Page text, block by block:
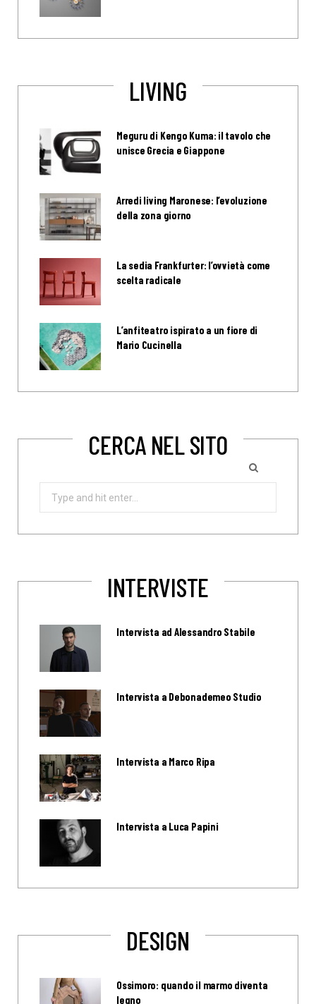
LIVING
Meguru di Kengo Kuma: il tavolo che
unisce Grecia e Giappone
Arredi living Maronese: l’evoluzione
della zona giorno
La sedia Frankfurter: l’ovvietà come
scelta radicale
L’anfiteatro ispirato a un fiore di
Mario Cucinella
CERCA NEL SITO
INTERVISTE
Intervista ad Alessandro Stabile
Intervista a Debonademeo Studio
Intervista a Marco Ripa
Intervista a Luca Papini
DESIGN
Ossimoro: quando il marmo diventa
legno